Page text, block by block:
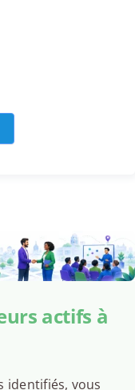
actifs à
identifiés, vous